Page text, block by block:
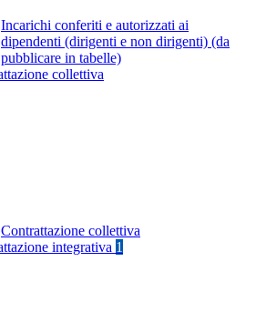
Incarichi conferiti e autorizzati ai
dipendenti (dirigenti e non dirigenti) (da
pubblicare in tabelle)
collettiva
Contrattazione collettiva
integrativa 1